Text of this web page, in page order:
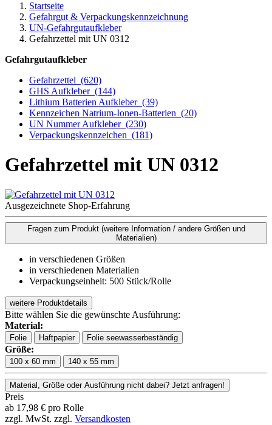
Startseite
Gefahrgut & Verpackungskennzeichnung
UN-Gefahrgutaufkleber
Gefahrzettel mit UN 0312
Gefahrgutaufkleber
Gefahrzettel (620)
GHS Aufkleber (144)
Lithium Batterien Aufkleber (39)
Kennzeichen Natrium-Ionen-Batterien (20)
UN Nummer Aufkleber (230)
Verpackungskennzeichen (181)
Gefahrzettel mit UN 0312
Ausgezeichnete Shop-Erfahrung
Fragen zum Produkt (weitere Information / andere Größen und
Materialien)
in verschiedenen Größen
in verschiedenen Materialien
Verpackungseinheit: 500 Stück/Rolle
weitere Produktdetails
Bitte wählen Sie die gewünschte Ausführung:
Material:
Folie Haftpapier Folie seewasserbeständig
Größe:
100 x 60 mm 140 x 55 mm
Material, Größe oder Ausführung nicht dabei? Jetzt anfragen!
Preis
ab 17,98 € pro Rolle
zzgl. MwSt. zzgl. Versandkosten